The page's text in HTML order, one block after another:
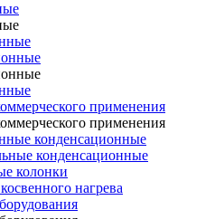
применения
применения
конденсационные
конденсационные
колонки
нагрева